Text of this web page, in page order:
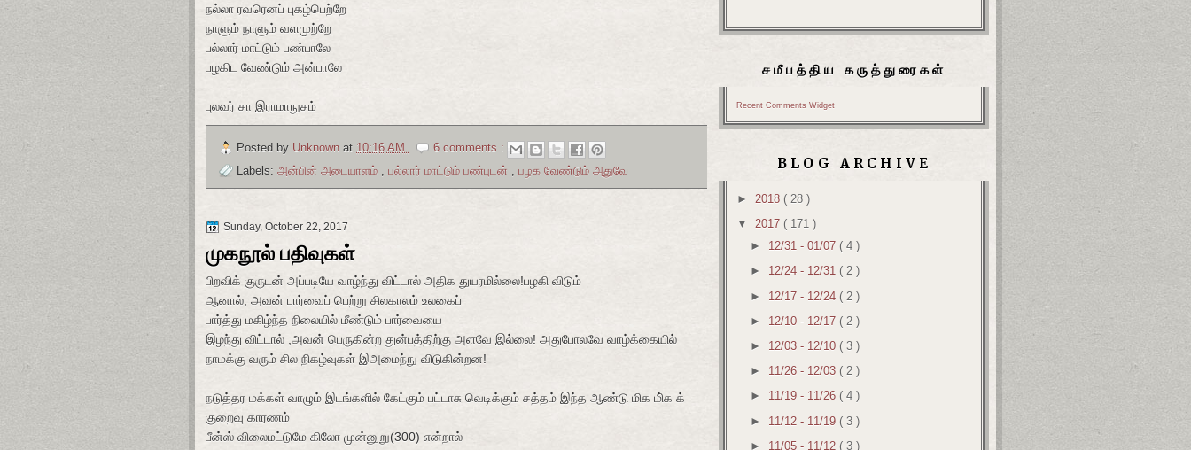
நல்லா ரவரெனப் புகழ்பெற்றே
நாளும் நாளும் வளமுற்றே
பல்லார் மாட்டும் பண்பாலே
பழகிட வேண்டும் அன்பாலே
புலவர் சா இராமாநுசம்
Posted by Unknown at 10:16 AM
6 comments :
Labels: அன்பின் அடையாளம் பல்லார் மாட்டும் பண்புடன் பழக வேண்டும் அதுவே
Sunday, October 22, 2017
முகநூல் பதிவுகள்
பிறவிக் குருடன் அப்படியே வாழ்ந்து விட்டால் அதிக துயரமில்லை!பழகி விடும்
ஆனால், அவன் பார்வைப் பெற்று சிலகாலம் உலகைப்
பார்த்து மகிழ்ந்த நிலையில் மீண்டும் பார்வையை
இழந்து விட்டால் ,அவன் பெருகின்ற துன்பத்திற்கு அளவே இல்லை! அதுபோலவே வாழ்க்கையில்
நாமக்கு வரும் சில நிகழ்வுகள் இஅமைந்நு விடுகின்றன!
நடுத்தர மக்கள் வாழும் இடங்களில் கேட்கும் பட்டாசு வெடிக்கும் சத்தம் இந்த ஆண்டு மிக மி்க க்
குறைவு காரணம்
பீன்ஸ் விலைமட்டுமே கிலோ முன்னுறு(300) என்றால்
சமீபத்திய கருத்துரைகள்
Recent Comments Widget
BLOG ARCHIVE
► 2018 ( 28 )
▼ 2017 ( 171 )
► 12/31 - 01/07 ( 4 )
► 12/24 - 12/31 ( 2 )
► 12/17 - 12/24 ( 2 )
► 12/10 - 12/17 ( 2 )
► 12/03 - 12/10 ( 3 )
► 11/26 - 12/03 ( 2 )
► 11/19 - 11/26 ( 4 )
► 11/12 - 11/19 ( 3 )
► 11/05 - 11/12 ( 3 )